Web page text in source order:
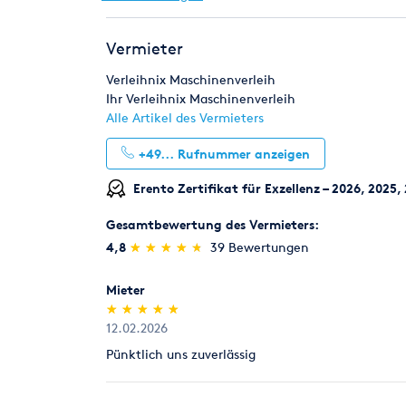
Risikoeinstufung individuell durch unsere
Rücknahme von Verbrauchsmaterial
Verbrauchsmaterial (z.B. Schleifpapiere für
innerhalb von 7 Tagen zum Verkaufspreis
Legitimation
Als Neukunde bitten wir Sie einen gültigen
(Personalausweis).
Schweißen & Löten Umziehen
Vermieter
Verleihnix Maschinenverleih
Ihr Verleihnix Maschinenverleih
Alle Artikel des Vermieters
+49... Rufnummer anzeigen
Erento Zertifikat für Exzellenz – 2026, 2025,
Gesamtbewertung des Vermieters:
4,8 (*)
★
★
(*) ★
★
(*) ★
★
(*) ★
★
(*) ★
★ 39 Bewertungen
Mieter
(*)
★
★
(*) ★
★
(*) ★
★
(*) ★
★
(*) ★
★
12.02.2026
Pünktlich uns zuverlässig